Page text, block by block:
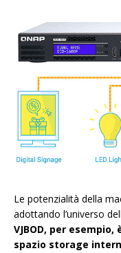
Le potenzialità della
adottando l’universo
VJBOD, per
spazio storage